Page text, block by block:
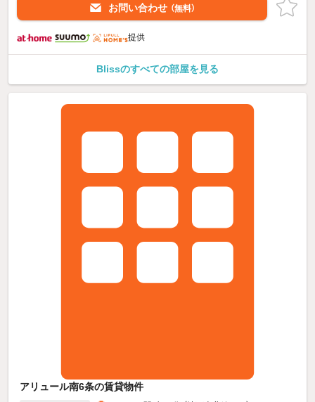
お問い合わせ （無料）
提供
Blissのすべての部屋を見る
アリュール南6条の賃貸物件